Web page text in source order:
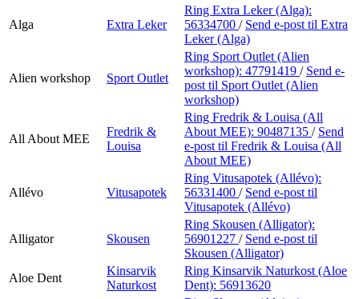
Alga Extra Leker
Ring Extra Leker (Alga):
56334700 / Send e-post til Extra
Leker (Alga)
Alien workshop Sport Outlet
Ring Sport Outlet (Alien
workshop): 47791419 / Send e-
post til Sport Outlet (Alien
workshop)
All About MEE
Fredrik &
Louisa
Ring Fredrik & Louisa (All
About MEE): 90487135 / Send
e-post til Fredrik & Louisa (All
About MEE)
Allévo Vitusapotek
Ring Vitusapotek (Allévo):
56331400 / Send e-post til
Vitusapotek (Allévo)
Alligator Skousen
Ring Skousen (Alligator):
56901227 / Send e-post til
Skousen (Alligator)
Aloe Dent
Kinsarvik
Naturkost
Ring Kinsarvik Naturkost (Aloe
Dent): 56913620